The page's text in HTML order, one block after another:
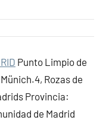
Punto Limpio de
Rozas de
Provincia:
de Madrid